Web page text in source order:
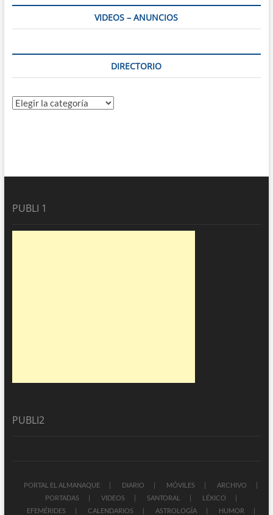
VIDEOS – ANUNCIOS
DIRECTORIO
Directorio
PUBLI 1
PUBLI2
PORTAL EL ALMANAQUE DIARIO MÓVILES
ARCHIVO
PORTADAS
VIDEOS SANTORAL
LÉXICO
EFEMÉRIDES
CALENDARIOS ASTROLOGÍA HUMOR